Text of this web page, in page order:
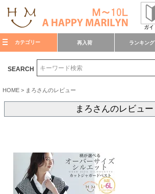
カテゴリー 再入荷 ランキング
SEARCH
HOME まろさんのレビュー
まろさんのレビュー